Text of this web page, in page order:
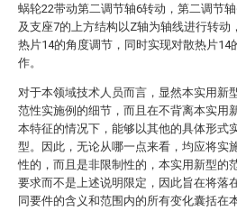
蜗轮22带动第二调节轴6转动，第二调节
及支座7的上方结构以Z轴为轴线进行转动
热片14的角度调节，同时实现对散热片14
作。
对于本领域技术人员而言，显然本实用新
范性实施例的细节，而且在不背离本实用
本特征的情况下，能够以其他的具体形式
型。因此，无论从哪一点来看，均应将实
性的，而且是非限制性的，本实用新型的
要求而不是上述说明限定，因此旨在将落
同要件的含义和范围内的所有变化囊括在